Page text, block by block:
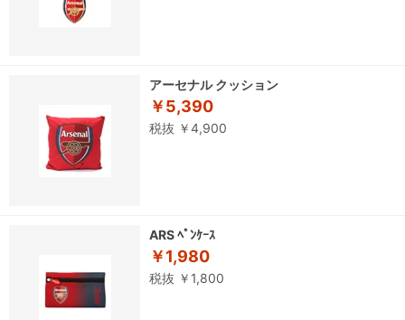
アーセナル クッション
￥5,390
税抜 ￥4,900
ARS ﾍﾟﾝｹｰｽ
￥1,980
税抜 ￥1,800